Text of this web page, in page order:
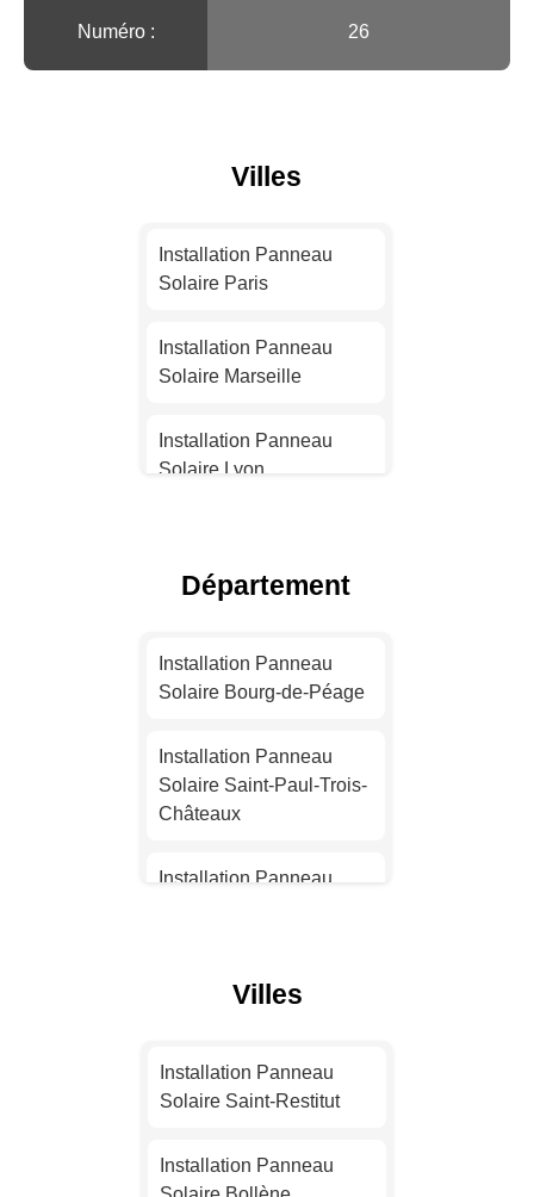
Numéro : 26
Villes
Installation Panneau
Solaire Paris
Installation Panneau
Solaire Marseille
Installation Panneau
Solaire Lyon
Solaire Nice
Solaire Nantes
Installation Panneau
Installation Panneau
Installation Panneau
Installation Panneau
Département
Installation Panneau
Solaire Bourg-de-Péage
Installation Panneau
Solaire Saint-Paul-Trois-
Châteaux
Installation Panneau
Installation Panneau
Installation Panneau
Installation Panneau
Villes
Installation Panneau
Solaire Saint-Restitut
Installation Panneau